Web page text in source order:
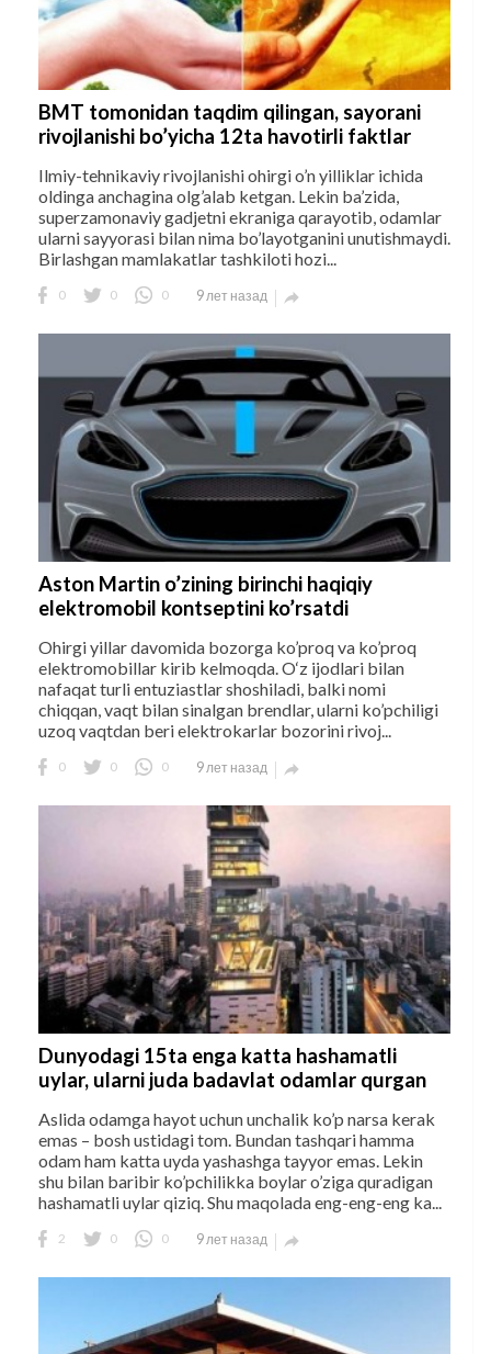
BMT tomonidan taqdim qilingan, sayorani
rivojlanishi bo’yicha 12ta havotirli faktlar
Ilmiy-tehnikaviy rivojlanishi ohirgi o’n yilliklar ichida
oldinga anchagina olg’alab ketgan. Lekin ba’zida,
superzamonaviy gadjetni ekraniga qarayotib, odamlar
ularni sayyorasi bilan nima bo’layotganini unutishmaydi.
Birlashgan mamlakatlar tashkiloti hozi...
0 0 0 9 лет назад 
Aston Martin o’zining birinchi haqiqiy
elektromobil kontseptini ko’rsatdi
Ohirgi yillar davomida bozorga ko’proq va ko’proq
elektromobillar kirib kelmoqda. O‘z ijodlari bilan
nafaqat turli entuziastlar shoshiladi, balki nomi
chiqqan, vaqt bilan sinalgan brendlar, ularni ko’pchiligi
uzoq vaqtdan beri elektrokarlar bozorini rivoj...
0 0 0 9 лет назад 
Dunyodagi 15ta enga katta hashamatli
uylar, ularni juda badavlat odamlar qurgan
Aslida odamga hayot uchun unchalik ko’p narsa kerak
emas – bosh ustidagi tom. Bundan tashqari hamma
odam ham katta uyda yashashga tayyor emas. Lekin
shu bilan baribir ko’pchilikka boylar o’ziga quradigan
hashamatli uylar qiziq. Shu maqolada eng-eng-eng ka...
2 0 0 9 лет назад 